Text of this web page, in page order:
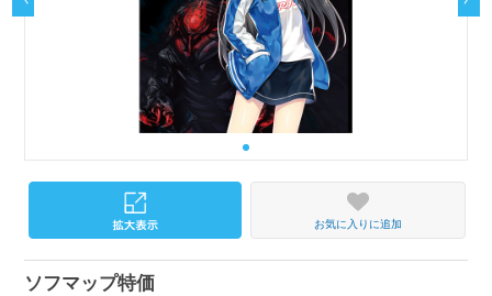
お気に入りに追加
ソフマップ特価